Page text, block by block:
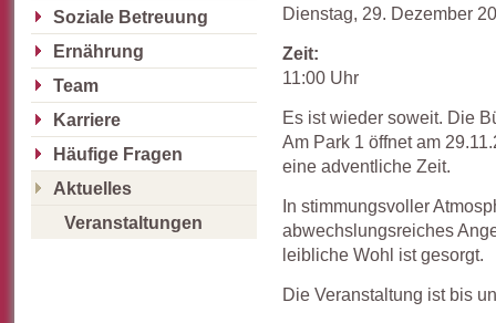
Soziale Betreuung
Ernährung
Team
Karriere
Häufige Fragen
Aktuelles
Veranstaltungen
Dienstag, 29. Dezember
Zeit:
11:00 Uhr
Es ist wieder soweit. Die
Am Park 1 öffnet am
eine adventliche Zeit.
In stimmungsvoller
abwechslungsreiches
leibliche Wohl ist gesorgt.
Die Veranstaltung ist bis